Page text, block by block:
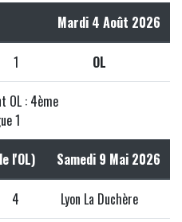
Mardi 4 Août 2026
1 OL
OL : 4ème
1
l'OL) Samedi 9 Mai 2026
4 Lyon La Duchère